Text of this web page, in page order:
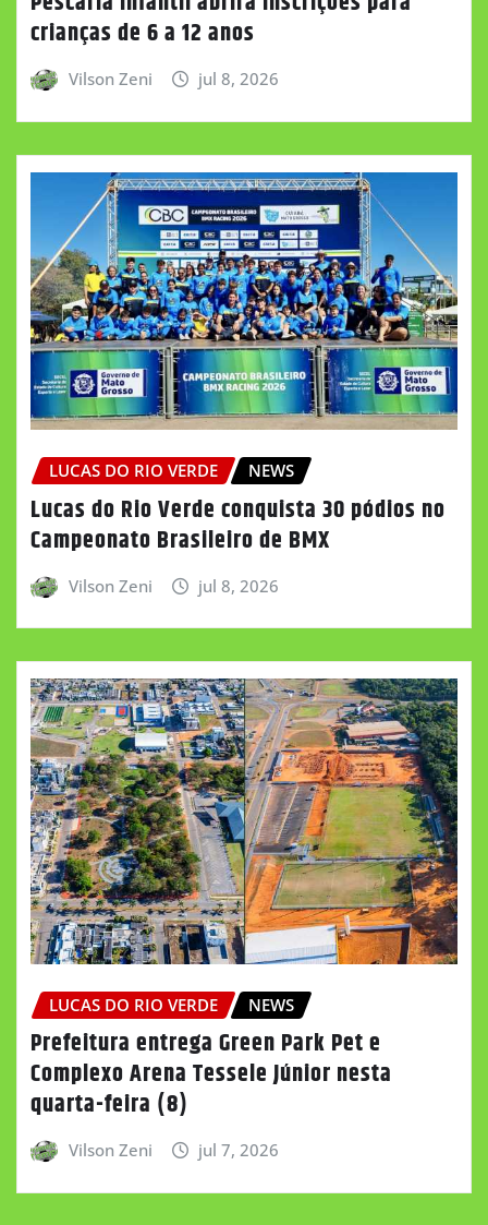
crianças de 6 a 12 anos
Vilson Zeni jul 8, 2026
LUCAS DO RIO VERDE NEWS
Lucas do Rio Verde conquista 30 pódios no
Campeonato Brasileiro de BMX
Vilson Zeni jul 8, 2026
LUCAS DO RIO VERDE NEWS
Prefeitura entrega Green Park Pet e
Complexo Arena Tessele Júnior nesta
quarta-feira (8)
Vilson Zeni jul 7, 2026